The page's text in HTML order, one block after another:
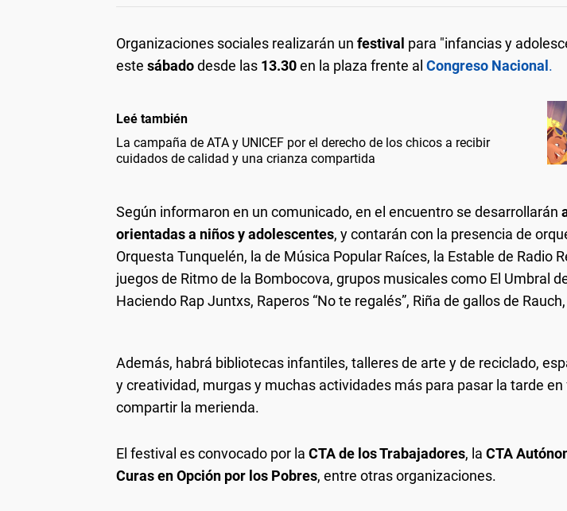
Organizaciones sociales realizarán un festival para "infancias y
este sábadodesde las 13.30en la plaza frente al Congreso Nacional .
Leé también
La campaña de ATA y UNICEF por el derecho de los chicos a recibir
cuidados de calidad y una crianza compartida
Según informaron en un comunicado, en el encuentro se desarrollarán
orientadas a niños y adolescentes, y contarán con la presencia de
Orquesta Tunquelén, la de Música Popular Raíces, la Estable de Radio
juegos de Ritmo de la Bombocova, grupos musicales como El Umbral
Haciendo Rap Juntxs, Raperos “No te regalés”, Riña de gallos de
Además, habrá bibliotecas infantiles, talleres de arte y de reciclado,
y creatividad, murgas y muchas actividades más para pasar la tarde
compartir la merienda.
El festival es convocado por la CTA de los Trabajadores, la CTA
Curas en Opción por los Pobres, entre otras organizaciones.